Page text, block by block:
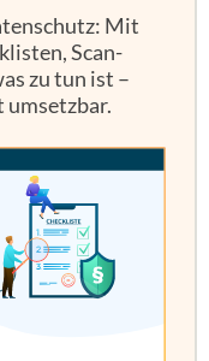
Mit
Scan-
zu tun ist –